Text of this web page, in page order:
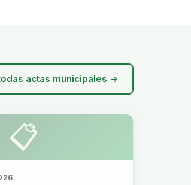
actas municipales →
📋